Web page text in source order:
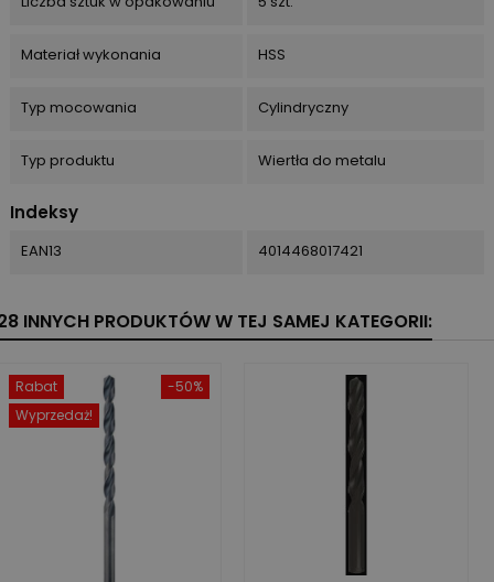
Materiał wykonania HSS
Typ mocowania Cylindryczny
Typ produktu Wiertła do metalu
Indeksy
EAN13 4014468017421
INNYCH PRODUKTÓW W TEJ SAMEJ KATEGORII:
-50%
Rabat
Wyprzedaż!